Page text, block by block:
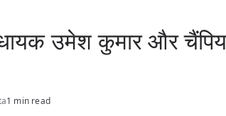
उमेश कुमार और
1 min read